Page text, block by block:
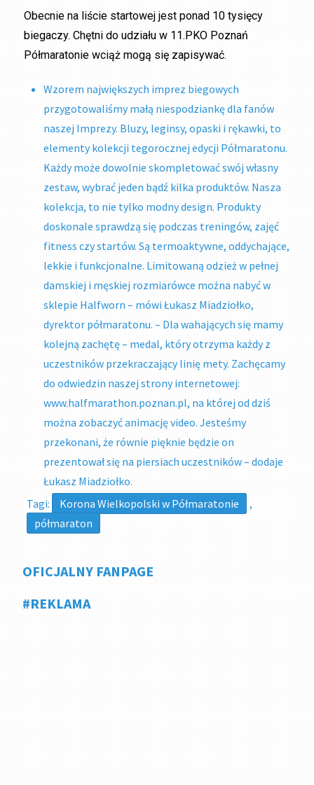
Obecnie na liście startowej jest ponad 10 tysięcy
biegaczy. Chętni do udziału w 11.PKO Poznań
Półmaratonie wciąż mogą się zapisywać.
Wzorem największych imprez biegowych
przygotowaliśmy małą niespodziankę dla fanów
naszej Imprezy. Bluzy, leginsy, opaski i rękawki, to
elementy kolekcji tegorocznej edycji Półmaratonu.
Każdy może dowolnie skompletować swój własny
zestaw, wybrać jeden bądź kilka produktów. Nasza
kolekcja, to nie tylko modny design. Produkty
doskonale sprawdzą się podczas treningów, zajęć
fitness czy startów. Są termoaktywne, oddychające,
lekkie i funkcjonalne. Limitowaną odzież w pełnej
damskiej i męskiej rozmiarówce można nabyć w
sklepie Halfworn – mówi Łukasz Miadziołko,
dyrektor półmaratonu. – Dla wahających się mamy
kolejną zachętę – medal, który otrzyma każdy z
uczestników przekraczający linię mety. Zachęcamy
do odwiedzin naszej strony internetowej:
www.halfmarathon.poznan.pl, na której od dziś
można zobaczyć animację video. Jesteśmy
przekonani, że równie pięknie będzie on
prezentował się na piersiach uczestników – dodaje
Łukasz Miadziołko.
Tagi:
Korona Wielkopolski w Półmaratonie
,
półmaraton
OFICJALNY FANPAGE
#REKLAMA